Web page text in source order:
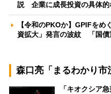
説 企業に成長投資の具体
【令和のPKOか】GPIFを
資拡大」発言の波紋 「国
森口亮「まるわかり市
「キオクシア